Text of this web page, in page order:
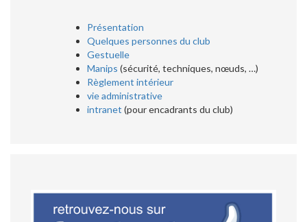
Présentation
Quelques personnes du club
Gestuelle
Manips (sécurité, techniques, nœuds, …)
Règlement intérieur
vie administrative
intranet (pour encadrants du club)